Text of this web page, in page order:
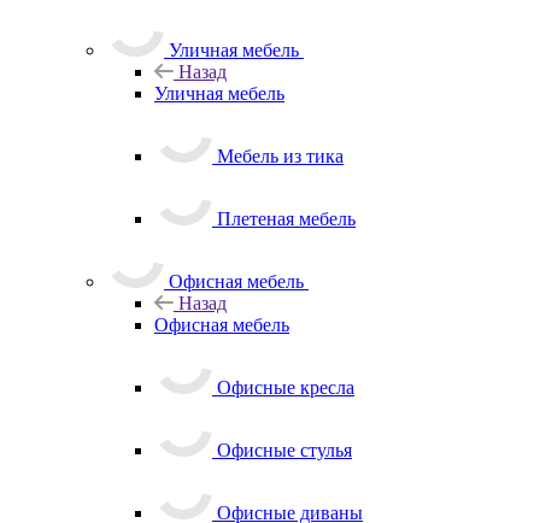
Уличная мебель
Назад
Уличная мебель
Мебель из тика
Плетеная мебель
Офисная мебель
Назад
Офисная мебель
Офисные кресла
Офисные стулья
Офисные диваны